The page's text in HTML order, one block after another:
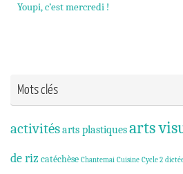
Youpi, c’est mercredi !
Mots clés
activitésarts plastiquesarts
de riz catéchèse Chantemai Cuisine Cycle 2